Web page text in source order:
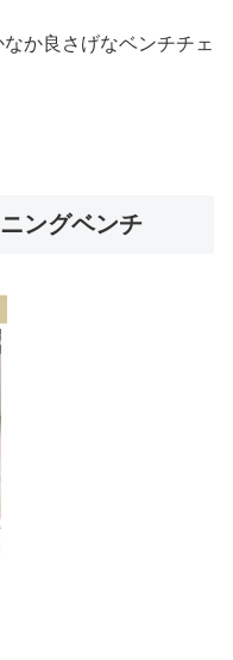
か良さげなベンチチェ
ングベンチ